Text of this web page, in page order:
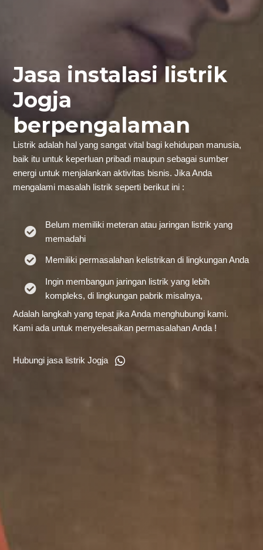
Jasa instalasi listrik
Jogja
berpengalaman
Listrik adalah hal yang sangat vital bagi kehidupan manusia,
baik itu untuk keperluan pribadi maupun sebagai sumber
energi untuk menjalankan aktivitas bisnis. Jika Anda
mengalami masalah listrik seperti berikut ini :
Belum memiliki meteran atau jaringan listrik yang
memadahi
Memiliki permasalahan kelistrikan di lingkungan Anda
Ingin membangun jaringan listrik yang lebih
kompleks, di lingkungan pabrik misalnya,
Adalah langkah yang tepat jika Anda menghubungi kami.
Kami ada untuk menyelesaikan permasalahan Anda !
Hubungi jasa listrik Jogja